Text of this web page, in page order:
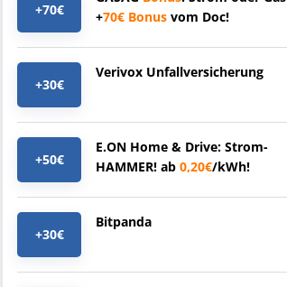
+70€
+70€ Bonus vom Doc!
+30€
Verivox Unfallversicherung
+50€
E.ON Home & Drive: Strom-
HAMMER! ab 0,20€/kWh!
+30€
Bitpanda